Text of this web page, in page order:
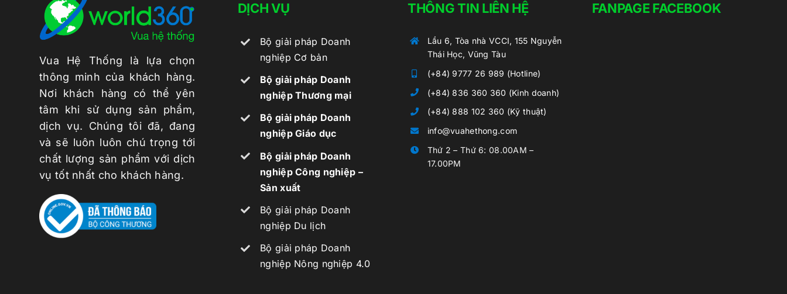
Vua Hệ Thống là lựa chọn
thông minh của khách hàng.
Nơi khách hàng có thể yên
tâm khi sử dụng sản phẩm,
dịch vụ. Chúng tôi đã, đang
và sẽ luôn luôn chú trọng tới
chất lượng sản phẩm với dịch
vụ tốt nhất cho khách hàng.
DỊCH VỤ
Bộ giải pháp Doanh
nghiệp Cơ bản
Bộ giải pháp Doanh
nghiệp Thương mại
Bộ giải pháp Doanh
nghiệp Giáo dục
Bộ giải pháp Doanh
nghiệp Công nghiệp –
Sản xuất
Bộ giải pháp Doanh
nghiệp Du lịch
Bộ giải pháp Doanh
nghiệp Nông nghiệp 4.0
THÔNG TIN LIÊN HỆ
Lầu 6, Tòa nhà VCCI, 155 Nguyễn
Thái Học, Vũng Tàu
(+84) 9777 26 989 (Hotline)
(+84) 836 360 360 (Kinh doanh)
(+84) 888 102 360 (Kỹ thuật)
info@vuahethong.com
Thứ 2 – Thứ 6: 08.00AM –
17.00PM
FANPAGE FACEBOOK